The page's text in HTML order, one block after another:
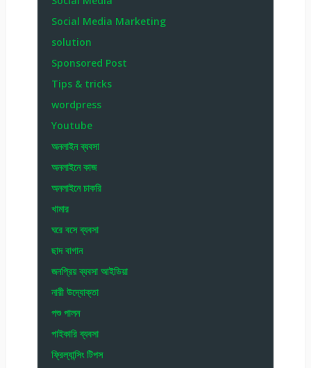
Social Media Marketing
solution
Sponsored Post
Tips & tricks
wordpress
Youtube
অনলাইন ব্যবসা
অনলাইনে কাজ
অনলাইনে চাকরি
খামার
ঘরে বসে ব্যবসা
ছাদ বাগান
জনপ্রিয় ব্যবসা আইডিয়া
নারী উদ্যোক্তা
পশু পালন
পাইকারি ব্যবসা
ফ্রিল্যান্সিং টিপস